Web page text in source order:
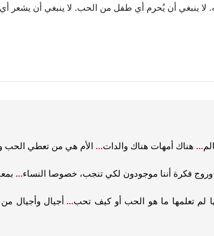
لا ينبغي أن يُحرم أي طفل من الحب. لا ينبغي أن يشعر
... هناك أمهات هناك والدات... الأم هي من تعطي الحب
فكرة أننا موجودون لكي تنجب، خصوصا النساء...
لم تعلمها ما هو الحب أو كيف تحب...أجيال وأجيال